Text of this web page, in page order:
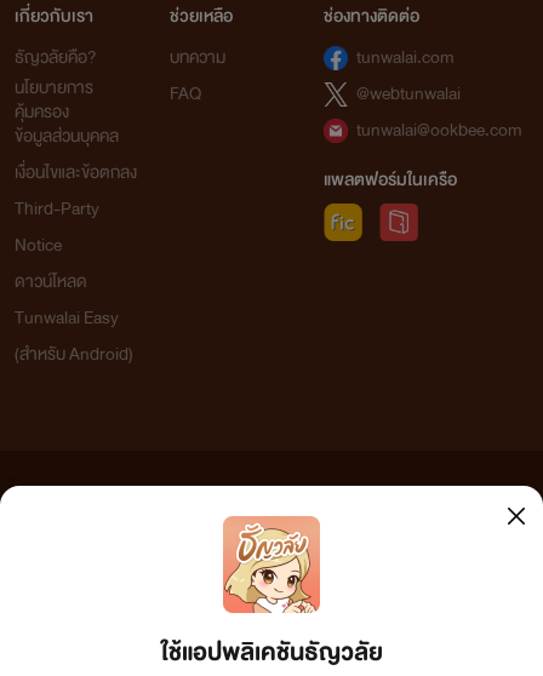
ใช้แอปพลิเคชันธัญวลัย
เกี่ยวกับเรา
ธัญวลัยคือ?
นโยบายการ
คุ้มครอง
ข้อมูลส่วนบุคคล
เงื่อนไขและข้อตกลง
Third-Party
Notice
ดาวน์โหลด
Tunwalai Easy
(สำหรับ Android)
ช่วยเหลือ
บทความ
FAQ
ช่องทางติดต่อ
tunwalai.com
@webtunwalai
tunwalai@ookbee.com
แพลตฟอร์มในเครือ
เว็บไซต์แห่งนี้ไม่ได้เห็นด้วยและไม่ขอรับผิดชอบต่อข้อความใดๆ ทั้งสิ้น ดังนั้นผู้อ่านทุกท่านโปรดใช้
วิจารณญาณในการกลั่นกรองด้วยตนเอง และหากท่านพบข้อความใดๆ ที่ขัดต่อกฎหมายและศีลธรรม
กรุณาแจ้งมาที่ tunwalai@ookbee.com เพื่อทีมงานจะได้ดำเนินการในทันที ทั้งนี้ ทางเว็บไซต์ขอสงวน
ลิขสิทธิ์ตามพระราชบัญญัติลิขสิทธิ์ (ฉบับเพิ่มเติม) พ.ศ.2558